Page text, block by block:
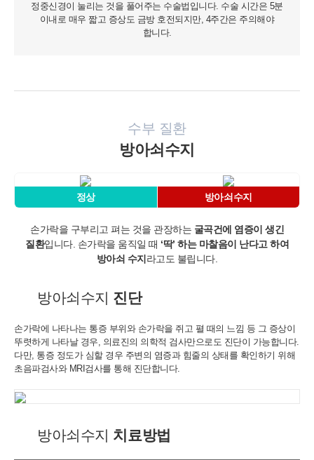
정중신경이 눌리는 것을 풀어주는 수술법입니다. 수술 시간은 5분
이내로 매우 짧고 증상도 금방 호전되지만, 4주간은 주의해야
합니다.
수부 질환
방아쇠수지
정상 방아쇠수지
손가락을 구부리고 펴는 것을 관장하는 굴곡건에 염증이 생긴
질환입니다. 손가락을 움직일 때 ‘딱’ 하는 마찰음이 난다고 하여
방아쇠 수지 라고도 불립니다.
방아쇠수지 진단
손가락에 나타나는 통증 부위와 손가락을 쥐고 펼 때의 느낌 등 그 증상이
뚜렷하게 나타날 경우, 의료진의 의학적 검사만으로도 진단이 가능합니다.
다만, 통증 정도가 심할 경우 주변의 염증과 힘줄의 상태를 확인하기 위해
초음파검사와 MRI검사를 통해 진단합니다.
방아쇠수지 치료방법